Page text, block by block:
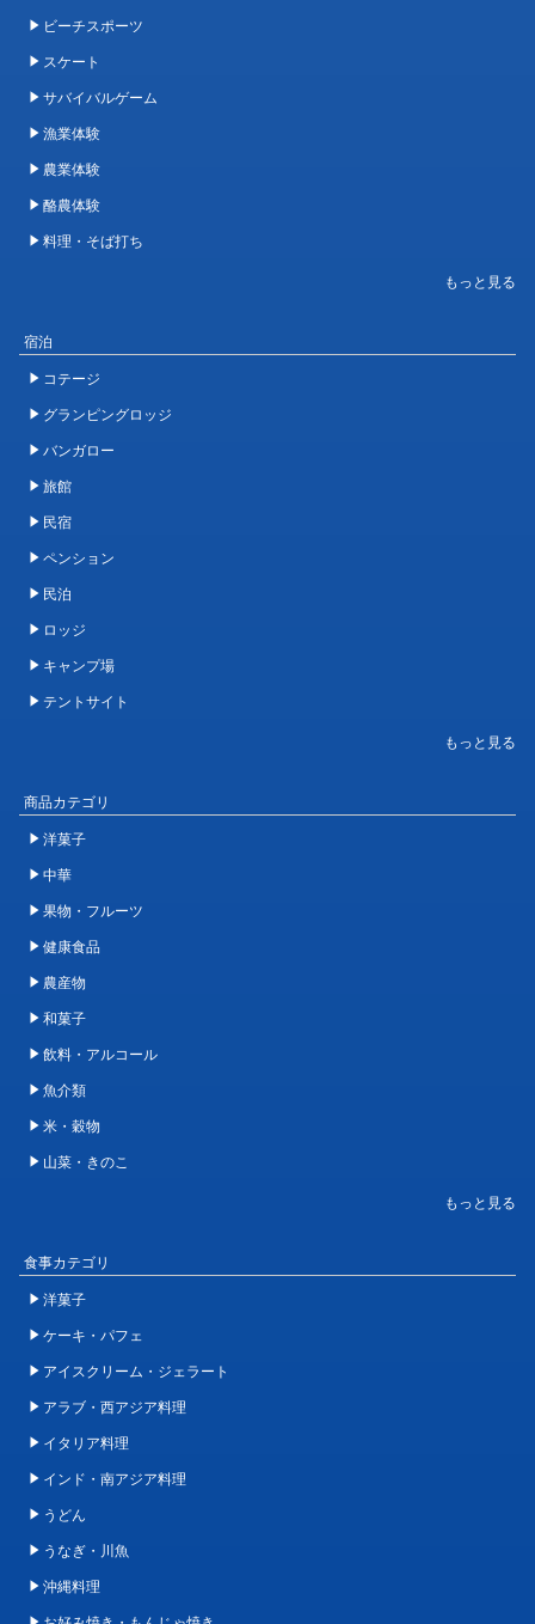
ビーチスポーツ
スケート
サバイバルゲーム
漁業体験
農業体験
酪農体験
料理・そば打ち
宿泊
コテージ
グランピングロッジ
バンガロー
旅館
民宿
ペンション
民泊
ロッジ
キャンプ場
テントサイト
商品カテゴリ
洋菓子
中華
果物・フルーツ
健康食品
農産物
和菓子
飲料・アルコール
魚介類
米・穀物
山菜・きのこ
食事カテゴリ
洋菓子
ケーキ・パフェ
アイスクリーム・ジェラート
アラブ・西アジア料理
イタリア料理
インド・南アジア料理
うどん
うなぎ・川魚
沖縄料理